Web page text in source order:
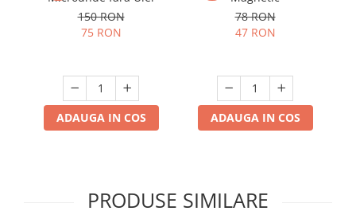
150 RON
75 RON
ADAUGA IN COS
78 RON
47 RON
ADAUGA IN COS
PRODUSE SIMILARE